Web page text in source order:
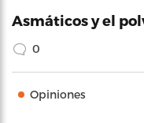
Asmáticos y el
0
Opiniones